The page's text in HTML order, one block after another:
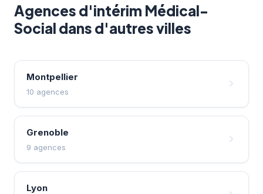
Agences d'intérim Médical-
Social dans d'autres villes
Montpellier
10 agences
Grenoble
9 agences
Lyon